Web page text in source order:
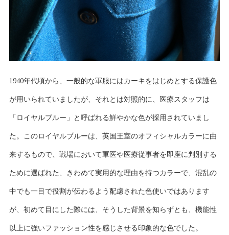
1940年代頃から、一般的な軍服にはカーキをはじめとする保護色
が用いられていましたが、それとは対照的に、医療スタッフは
「ロイヤルブルー」と呼ばれる鮮やかな色が採用されていまし
た。このロイヤルブルーは、英国王室のオフィシャルカラーに由
来するもので、戦場において軍医や医療従事者を即座に判別する
ために選ばれた、きわめて実用的な理由を持つカラーで、混乱の
中でも一目で役割が伝わるよう配慮された色使いではあります
が、初めて目にした際には、そうした背景を知らずとも、機能性
以上に強いファッション性を感じさせる印象的な色でした。